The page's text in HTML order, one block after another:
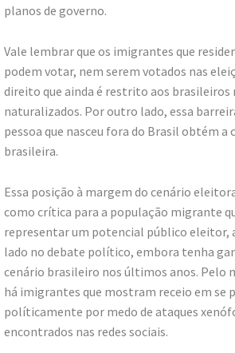
planos de governo.
Vale lembrar que os imigrantes que
podem votar, nem serem votados nas
direito que ainda é restrito aos brasileiros
naturalizados. Por outro lado, essa
pessoa que nasceu fora do Brasil obtém a
brasileira.
Essa posição à margem do cenário
como crítica para a população migrante
representar um potencial público eleitor,
lado no debate político, embora tenha
cenário brasileiro nos últimos anos. Pelo
há imigrantes que mostram receio em se
políticamente por medo de ataques
encontrados nas redes sociais.